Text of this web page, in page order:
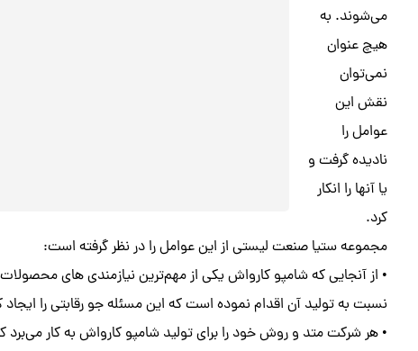
می‌شوند. به
هیچ عنوان
نمی‌توان
نقش این
عوامل را
نادیده گرفت و
یا آنها را انکار
کرد.
مجموعه ستیا صنعت لیستی از این عوامل را در نظر گرفته است:
• از آنجایی که شامپو کارواش یکی از مهم‌ترین نیازمندی‌ های
نسبت به تولید آن اقدام نموده است که این مسئله جو رقابتی را
• هر شرکت متد و روش خود را برای تولید شامپو کارواش به کار